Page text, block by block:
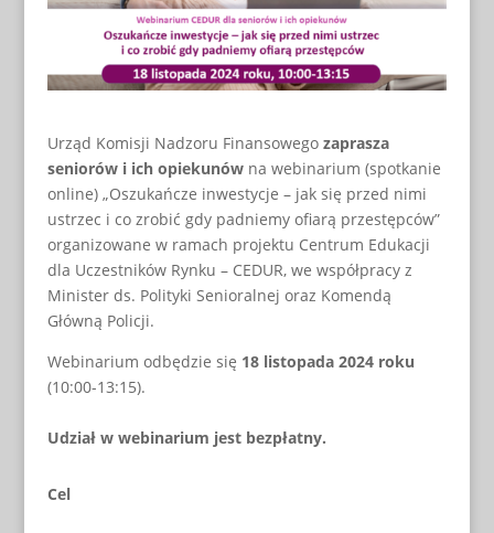
Urząd Komisji Nadzoru Finansowego zaprasza
seniorów i ich opiekunówna webinarium (spotkanie
online) „Oszukańcze inwestycje – jak się przed nimi
ustrzec i co zrobić gdy padniemy ofiarą przestępców”
organizowane w ramach projektu Centrum Edukacji
dla Uczestników Rynku – CEDUR, we współpracy z
Minister ds. Polityki Senioralnej oraz Komendą
Główną Policji.
Webinarium odbędzie się 18 listopada 2024 roku
(10:00-13:15).
Udział w webinarium jest bezpłatny.
Cel